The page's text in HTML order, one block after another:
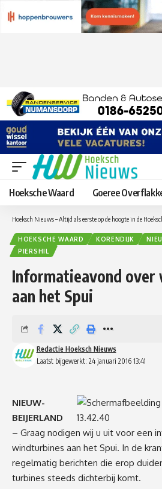
Hoeksche Waard Goeree
Hoeksch Nieuws – Altijd als eerste op de hoogte in de
HOEKSCHE WAARD KORENDIJK
PIERSHIL
Informatieavond over
aan het Spui
Laatst bijgewerkt: 24 januari 2016 13:41
Redactie Hoeksch Nieuws
NIEUW-
BEIJERLAND
– Graag nodigen wij u uit voor een
windturbines aan het Spui. In de
regelmatig berichten die erop
turbines steeds dichterbij komt.